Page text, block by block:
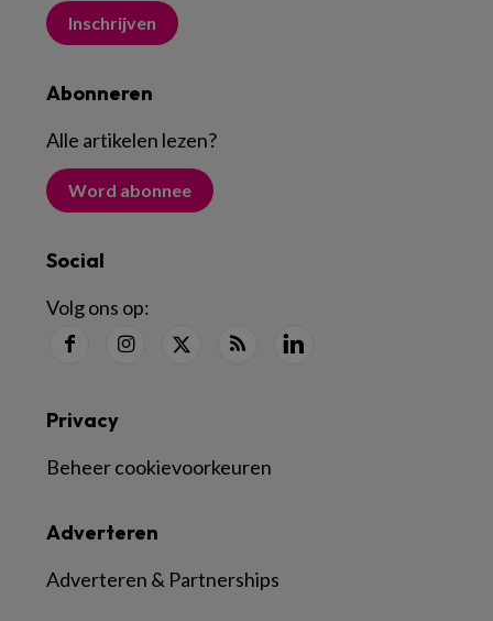
Inschrijven
Abonneren
Alle artikelen lezen?
Word abonnee
Social
Volg ons op:
Adverteren
Adverteren & Partnerships
Privacy
Beheer cookievoorkeuren